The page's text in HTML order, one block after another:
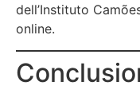
dell’Instituto
online.